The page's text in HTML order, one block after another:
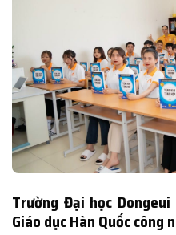
Trường Đại học
Giáo dục Hàn Quốc công